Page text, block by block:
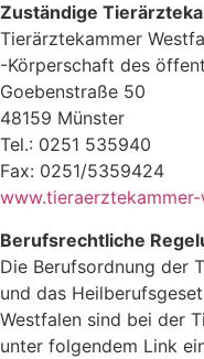
Zuständige
Tierärztekammer
-Körperschaft des
Goebenstraße 50
48159 Münster
Tel.: 0251 535940
Fax: 0251/5359424
Berufsrechtliche
Die Berufsordnung der
und das
Westfalen sind bei der
unter folgendem Link